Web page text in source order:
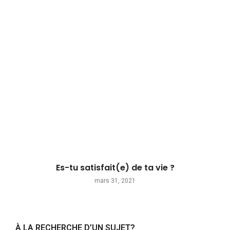
Es-tu satisfait(e) de ta vie ?
mars 31, 2021
À LA RECHERCHE D’UN SUJET?